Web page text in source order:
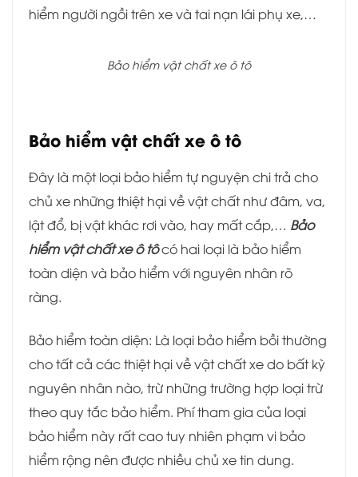
hiểm người ngồi trên xe và tai nạn lái phụ xe,…
Bảo hiểm vật chất xe ô tô
Bảo hiểm vật chất xe ô tô
Đây là một loại bảo hiểm tự nguyện chi trả cho
chủ xe những thiệt hại về vật chất như đâm, va,
lật đổ, bị vật khác rơi vào, hay mất cắp,… Bảo
hiểm vật chất xe ô tôcó hai loại là bảo hiểm
toàn diện và bảo hiểm với nguyên nhân rõ
ràng.
Bảo hiểm toàn diện: Là loại bảo hiểm bồi thường
cho tất cả các thiệt hại về vật chất xe do bất kỳ
nguyên nhân nào, trừ những trường hợp loại trừ
theo quy tắc bảo hiểm. Phí tham gia của loại
bảo hiểm này rất cao tuy nhiên phạm vi bảo
hiểm rộng nên được nhiều chủ xe tin dung.